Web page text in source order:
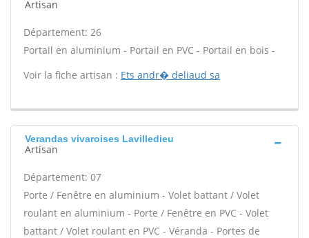
Artisan
Département: 26
Portail en aluminium - Portail en PVC - Portail en bois -
Voir la fiche artisan : Ets andr� deliaud sa
Verandas vivaroises Lavilledieu
Artisan
Département: 07
Porte / Fenêtre en aluminium - Volet battant / Volet
roulant en aluminium - Porte / Fenêtre en PVC - Volet
battant / Volet roulant en PVC - Véranda - Portes de